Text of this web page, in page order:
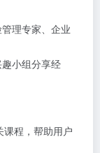
理专家、企业
小组分享经
课程，帮助用户